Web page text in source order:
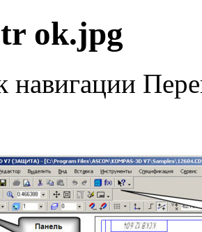
ok.jpg
навигации